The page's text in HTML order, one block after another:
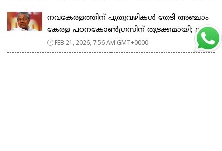
നവകേരളത്തിന് പുതുവഴികൾ തേടി അഞ്ചാം
കേരള പഠനകോൺഗ്രസിന് തുടക്കമായി; മ...
FEB 21, 2026, 7:56 AM GMT+0000